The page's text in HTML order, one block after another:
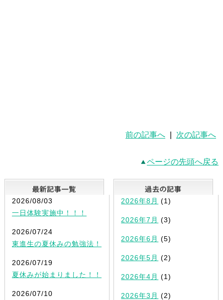
前の記事へ 次の記事へ
ページの先頭へ戻る
最新記事一覧
2026/08/03
一日体験実施中！！！
2026/07/24
東進生の夏休みの勉強法！
2026/07/19
夏休みが始まりました！！
2026/07/10
2026年8月 (1)
2026年7月 (3)
2026年6月 (5)
2026年5月 (2)
2026年4月 (1)
2026年3月 (2)